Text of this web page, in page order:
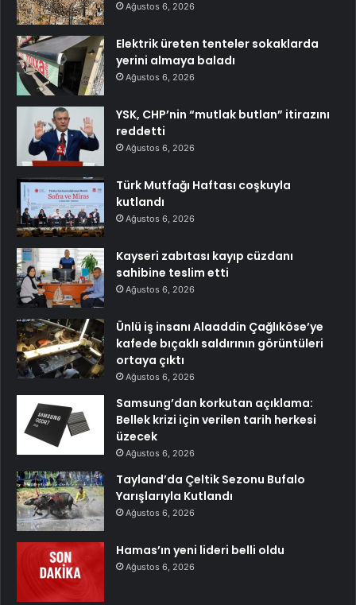
Ağustos 6, 2026
Elektrik üreten tenteler sokaklarda
yerini almaya baladı
Ağustos 6, 2026
YSK, CHP’nin “mutlak butlan” itirazını
reddetti
Ağustos 6, 2026
Türk Mutfağı Haftası coşkuyla
kutlandı
Ağustos 6, 2026
Kayseri zabıtası kayıp cüzdanı
sahibine teslim etti
Ağustos 6, 2026
Ünlü iş insanı Alaaddin Çağlıköse’ye
kafede bıçaklı saldırının görüntüleri
ortaya çıktı
Ağustos 6, 2026
Samsung’dan korkutan açıklama:
Bellek krizi için verilen tarih herkesi
üzecek
Ağustos 6, 2026
Tayland’da Çeltik Sezonu Bufalo
Yarışlarıyla Kutlandı
Ağustos 6, 2026
Hamas’ın yeni lideri belli oldu
Ağustos 6, 2026